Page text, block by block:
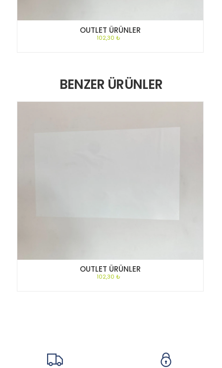
OUTLET ÜRÜNLER
102,30 ₺
BENZER ÜRÜNLER
OUTLET ÜRÜNLER
102,30 ₺